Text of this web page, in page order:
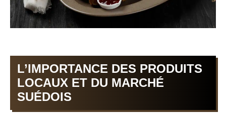
L’IMPORTANCE DES PRODUITS
LOCAUX ET DU MARCHÉ
SUÉDOIS